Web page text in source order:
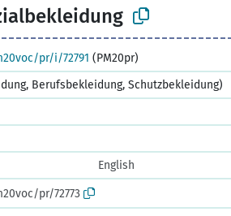
pr/i/72791 (PM20pr)
Berufsbekleidung, Schutzbekleidung)
English
pr/72773